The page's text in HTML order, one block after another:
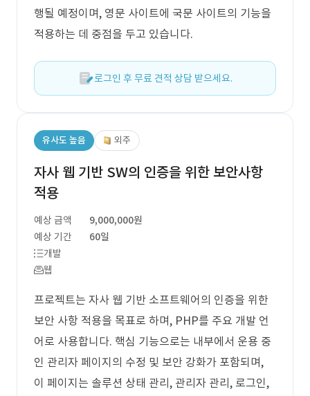
행될 예정이며, 영문 사이트에 국문 사이트의 기능을
적용하는 데 중점을 두고 있습니다.
로그인 후 무료 견적 상담 받으세요.
유사도 높음 외주
자사 웹 기반 SW의 인증을 위한 보안사항
적용
예상 금액
9,000,000원
예상 기간
60일
개발
웹
프로젝트는 자사 웹 기반 소프트웨어의 인증을 위한
보안 사항 적용을 목표로 하며, PHP를 주요 개발 언
어로 사용합니다. 핵심 기능으로는 내부에서 운용 중
인 관리자 페이지의 수정 및 보안 강화가 포함되며,
이 페이지는 솔루션 상태 관리, 관리자 관리, 로그인,